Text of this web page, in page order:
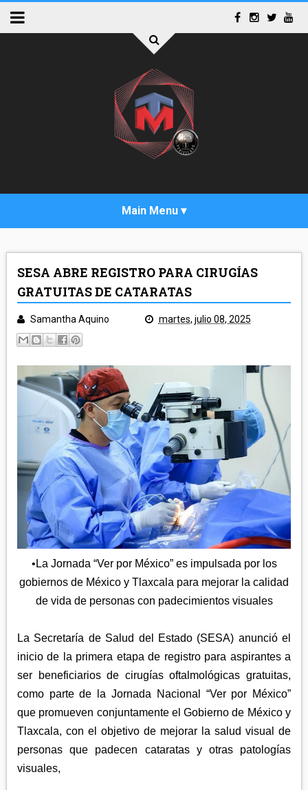
SALUD
ECONOMÍA
ARTE Y CULTURA
TURISMO
DEPORTES
TLAXCALA
GOBIERNO
LEGISLATIVO
JUDICIAL
MUNICIPIOS
CAPITAL
REGIÓN ORIENTE
HUAMANTLA
IXTENCO
CUAPIAXTLA
TEQUEXQUITLA
REGIÓN CENTRO-NORTE
APIZACO
SAN JOSÉ TEACALCO
TLAXCO
XALOZTOC
CHIAUTEMPAN
PANOTLA
SAN PABLO DEL MONTE
REGIÓN PONIENTE
CALPULALPAN
HUEYOTLIPAN
NANACAMILPA
SANCTÓRUM
NACIONAL
TELEMEDIOS TV
SESA ABRE REGISTRO PARA CIRUGÍAS
GRATUITAS DE CATARATAS
Samantha Aquino martes, julio 08, 2025
•La Jornada “Ver por México” es impulsada por los
gobiernos de México y Tlaxcala para mejorar la calidad
de vida de personas con padecimientos visuales
La Secretaría de Salud del Estado (SESA) anunció el
inicio de la primera etapa de registro para aspirantes a
ser beneficiarios de cirugías oftalmológicas gratuitas,
como parte de la Jornada Nacional “Ver por México”
que promueven conjuntamente el Gobierno de México y
Tlaxcala, con el objetivo de mejorar la salud visual de
personas que padecen cataratas y otras patologías
visuales,